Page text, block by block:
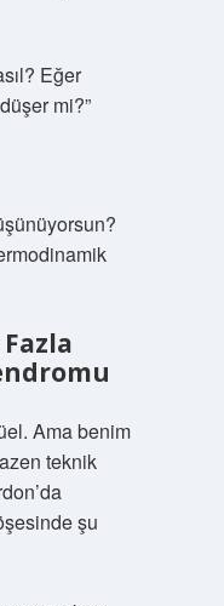
Eğer
mi?”
Ama benim
teknik
şu